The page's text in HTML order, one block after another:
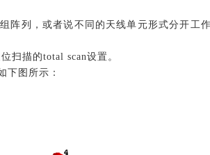
阵列，或者说不同的天线单元形式分开工
扫描的total scan设置。
下图所示：